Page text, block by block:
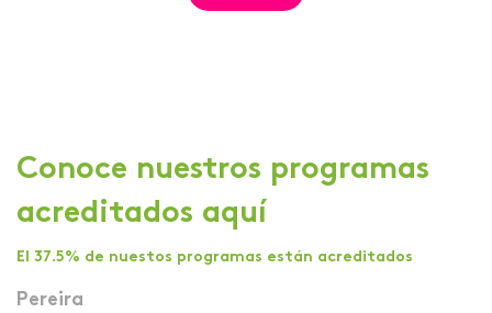
Conoce nuestros programas
acreditados aquí
El 37.5% de nuestos programas están acreditados
Pereira